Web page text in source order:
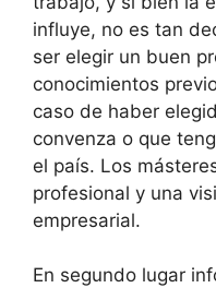
influye, no es tan
ser elegir un buen
conocimientos
caso de haber
convenza o que
el país. Los
profesional y una
empresarial.
En segundo lugar